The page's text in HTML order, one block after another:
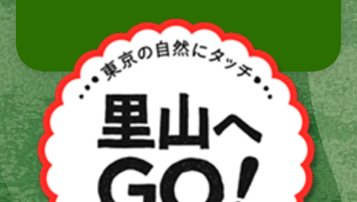
ホーム
イベント一覧
小学生集まれ♪ 湧
水の豊かな自然を守